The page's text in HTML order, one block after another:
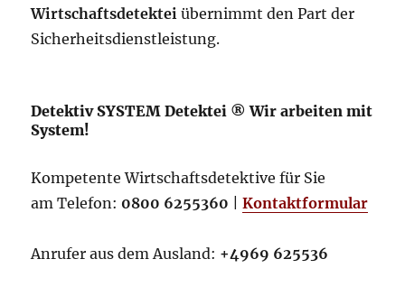
Wirtschaftsdetektei übernimmt den Part der
Sicherheitsdienstleistung.
Detektiv SYSTEM Detektei ® Wir arbeiten mit
System!
Kompetente Wirtschaftsdetektive für Sie
am Telefon: 0800 6255360 |Kontaktformular
Anrufer aus dem Ausland: +4969 625536